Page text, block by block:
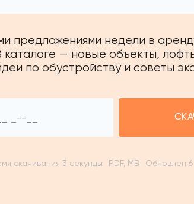
предложениями недели в
каталоге — новые объекты,
по обустройству и советы
скачивания 3 секунды PDF, MB Обновлен 6